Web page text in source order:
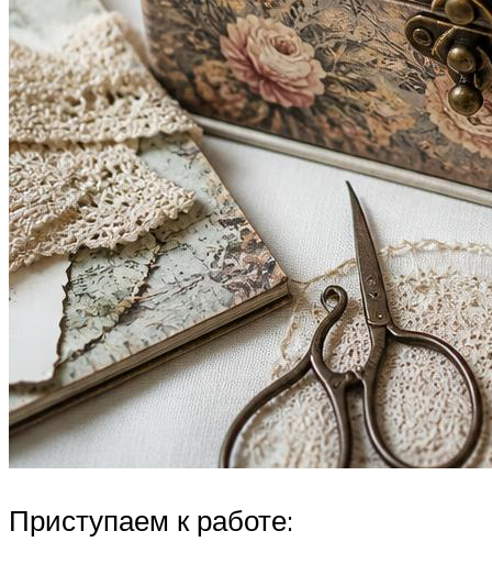
Приступаем к работе: